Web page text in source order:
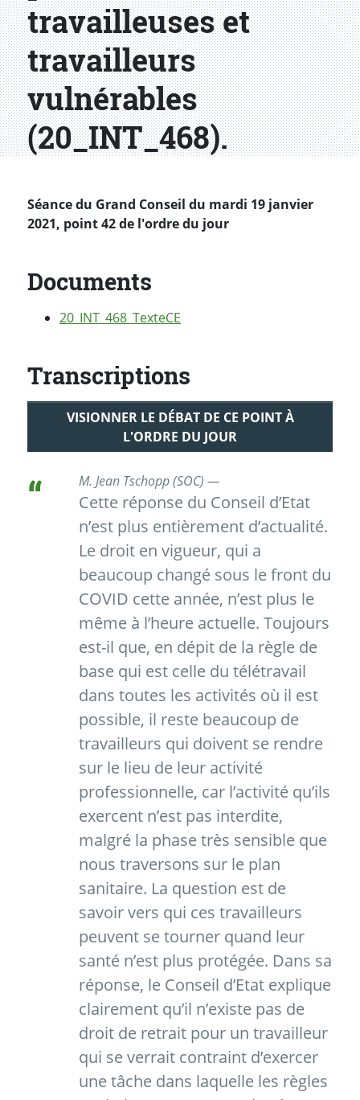
travailleuses et
travailleurs
vulnérables
(20_INT_468).
Séance du Grand Conseil du mardi 19 janvier
2021, point 42 de l'ordre du jour
Documents
20_INT_468_TexteCE
Transcriptions
VISIONNER LE DÉBAT DE CE POINT À
L'ORDRE DU JOUR
M. Jean Tschopp (SOC) —
Cette réponse du Conseil d’Etat
n’est plus entièrement d’actualité.
Le droit en vigueur, qui a
beaucoup changé sous le front du
COVID cette année, n’est plus le
même à l’heure actuelle. Toujours
est-il que, en dépit de la règle de
base qui est celle du télétravail
dans toutes les activités où il est
possible, il reste beaucoup de
travailleurs qui doivent se rendre
sur le lieu de leur activité
professionnelle, car l’activité qu’ils
exercent n’est pas interdite,
malgré la phase très sensible que
nous traversons sur le plan
sanitaire. La question est de
savoir vers qui ces travailleurs
peuvent se tourner quand leur
santé n’est plus protégée. Dans sa
réponse, le Conseil d’Etat explique
clairement qu’il n’existe pas de
droit de retrait pour un travailleur
qui se verrait contraint d’exercer
une tâche dans laquelle les règles